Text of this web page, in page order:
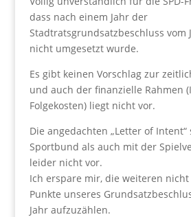
dass nach einem Jahr der
Stadtratsgrundsatzbeschluss vom
nicht umgesetzt wurde.
Es gibt keinen Vorschlag zur
und auch der finanzielle Rahmen
Folgekosten) liegt nicht vor.
Die angedachten „Letter of
Sportbund als auch mit der
leider nicht vor.
Ich erspare mir, die weiteren
Punkte unseres
Jahr aufzuzählen.